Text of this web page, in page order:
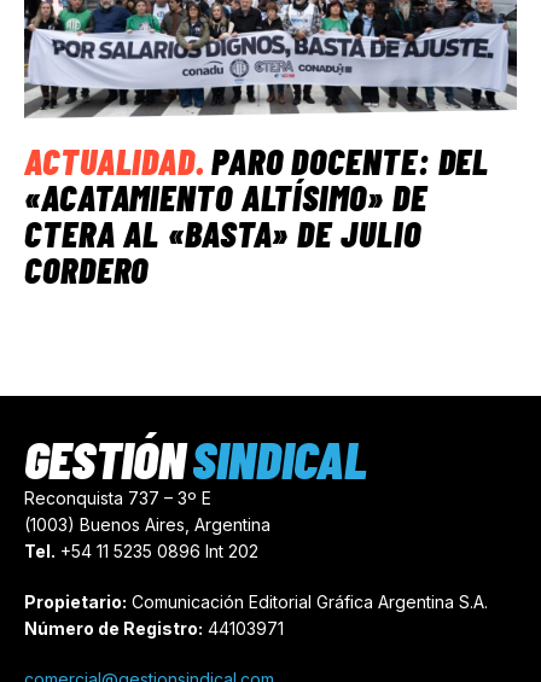
ACTUALIDAD.PARO DOCENTE: DEL
«ACATAMIENTO ALTÍSIMO» DE
CTERA AL «BASTA» DE JULIO
CORDERO
Reconquista 737 – 3º E
(1003) Buenos Aires, Argentina
Tel. +54 11 5235 0896 Int 202
Propietario: Comunicación Editorial Gráfica Argentina S.A.
Número de Registro: 44103971
GESTIÓNSINDICAL